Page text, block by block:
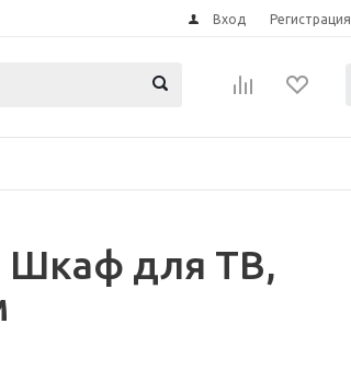
Вход Регистрация
Шкаф для ТВ,